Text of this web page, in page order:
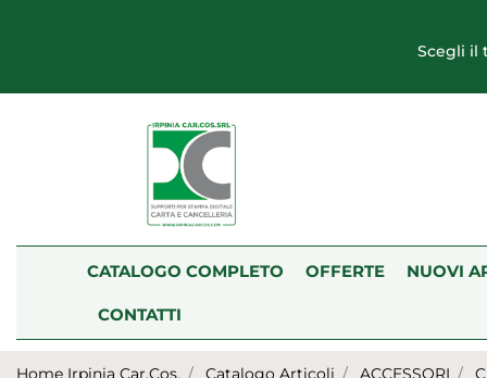
Scegli il
CATALOGO COMPLETO OFFERTE NUOVI
CONTATTI
Home Irpinia Car.Cos. Catalogo Articoli ACCESSORI